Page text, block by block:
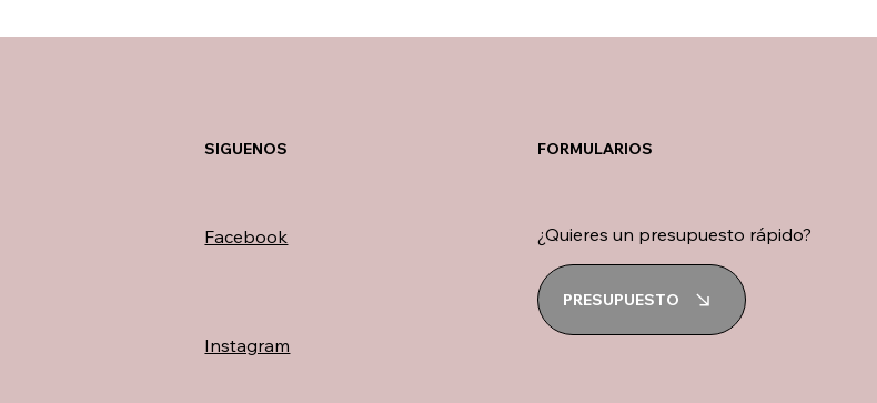
SIGUENOS
Facebook
Instagram
FORMULARIOS
¿Quieres un presupuesto rápido?
PRESUPUESTO